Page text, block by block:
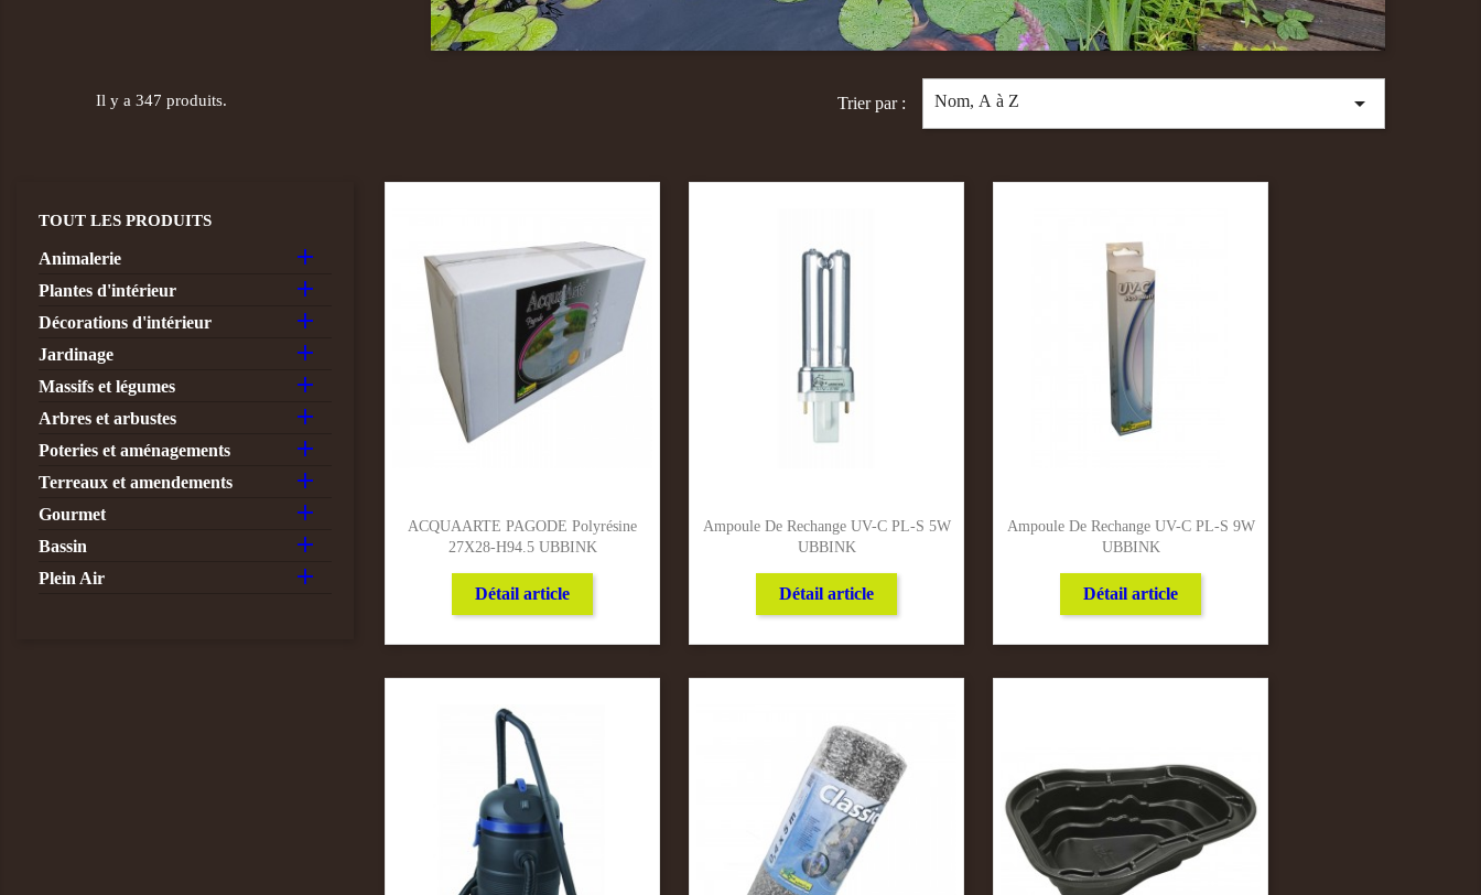
Il y a 347 produits. Trier par : Nom, A à Z 
TOUT LES PRODUITS
Animalerie 
Plantes d'intérieur 
Décorations d'intérieur 
Jardinage 
Massifs et légumes 
Arbres et arbustes 
Poteries et aménagements 
Terreaux et amendements 
Gourmet 
Bassin 
Plein Air 
ACQUAARTE PAGODE Polyrésine
27X28-H94.5 UBBINK
Détail article
Ampoule De Rechange UV-C PL-S 5W
UBBINK
Détail article
Ampoule De Rechange UV-C PL-S 9W
UBBINK
Détail article